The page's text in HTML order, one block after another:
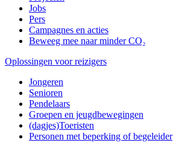
Jobs
Pers
Campagnes en acties
Beweeg mee naar minder CO₂
Oplossingen voor reizigers
Jongeren
Senioren
Pendelaars
Groepen en jeugdbewegingen
(dagjes)Toeristen
Personen met beperking of begeleider